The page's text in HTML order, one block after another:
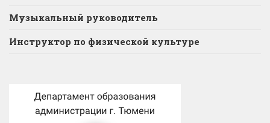
Музыкальный руководитель
Инструктор по физической культуре